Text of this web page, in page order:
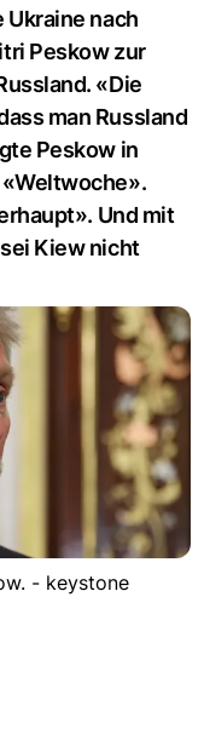
Ukraine nach
Peskow zur
«Die
man Russland
Peskow in
Und mit
Kiew nicht
- keystone